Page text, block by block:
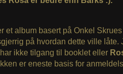
et album basert på Onkel Skrues
på hvordan dette ville låte.
ikke tilgang til booklet eller
er eneste basis for